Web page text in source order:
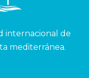
internacional de
mediterránea.